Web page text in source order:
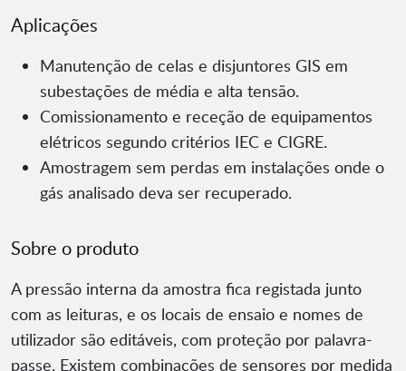
Aplicações
Manutenção de celas e disjuntores GIS em
subestações de média e alta tensão.
Comissionamento e receção de equipamentos
elétricos segundo critérios IEC e CIGRE.
Amostragem sem perdas em instalações onde o
gás analisado deva ser recuperado.
Sobre o produto
A pressão interna da amostra fica registada junto
com as leituras, e os locais de ensaio e nomes de
utilizador são editáveis, com proteção por palavra-
passe. Existem combinações de sensores por medida